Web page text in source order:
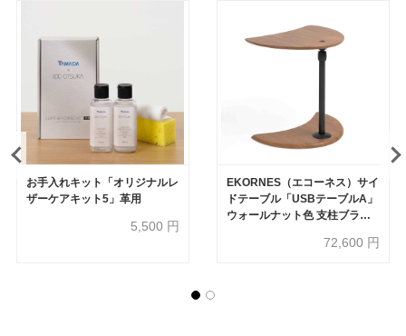
お手入れキット「オリジナルレ
ザーケアキット5」革用
5,500 円
EKORNES（エコーネス）サイ
ドテーブル「USBテーブルA」
ウォールナット色 支柱ブラッ
72,600 円